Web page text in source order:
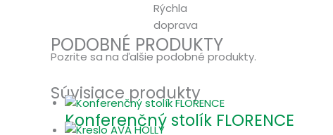
Rýchla
doprava
PODOBNÉ PRODUKTY
Pozrite sa na ďalšie podobné produkty.
Súvisiace produkty
Konferenčný stolík FLORENCE